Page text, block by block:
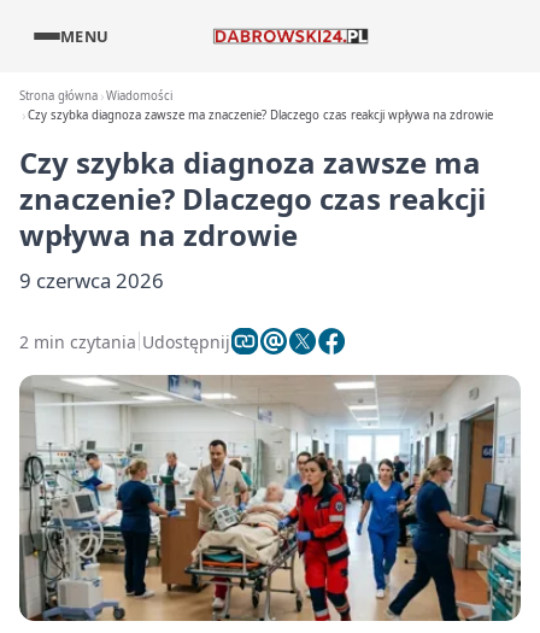
MENU
Strona główna Wiadomości
Czy szybka diagnoza zawsze ma znaczenie? Dlaczego czas reakcji wpływa na zdrowie
Czy szybka diagnoza zawsze ma
znaczenie? Dlaczego czas reakcji
wpływa na zdrowie
9 czerwca 2026
2 min czytania Udostępnij